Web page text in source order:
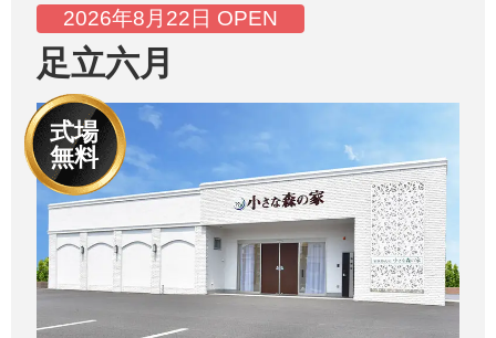
2026年8月22日 OPEN
足立六月
式場
無料